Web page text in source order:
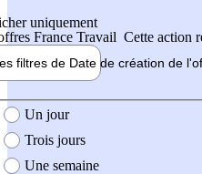
uniquement
France Travail Cette action
filtres de Date de création de
création de l'offre
Un jour
Trois jours
Une semaine